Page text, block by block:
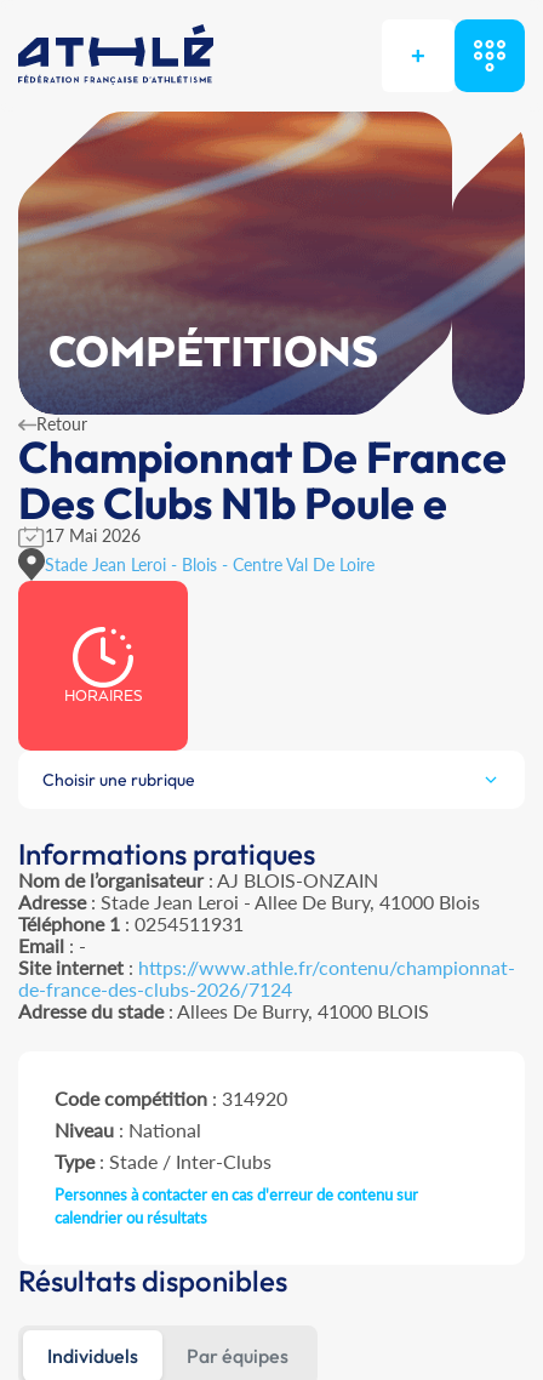
+
COMPÉTITIONS
Retour
Championnat De France
Des Clubs N1b Poule e
17 Mai 2026
Stade Jean Leroi - Blois - Centre Val De Loire
HORAIRES
Choisir une rubrique
Informations pratiques
Nom de l’organisateur: AJ BLOIS-ONZAIN
Adresse: Stade Jean Leroi - Allee De Bury, 41000 Blois
Téléphone 1 : 0254511931
Email : -
Site internet : https://www.athle.fr/contenu/championnat-
de-france-des-clubs-2026/7124
Adresse du stade: Allees De Burry, 41000 BLOIS
Code compétition : 314920
Niveau : National
Type: Stade / Inter-Clubs
Personnes à contacter en cas d'erreur de contenu sur
calendrier ou résultats
Résultats disponibles
Individuels Par équipes